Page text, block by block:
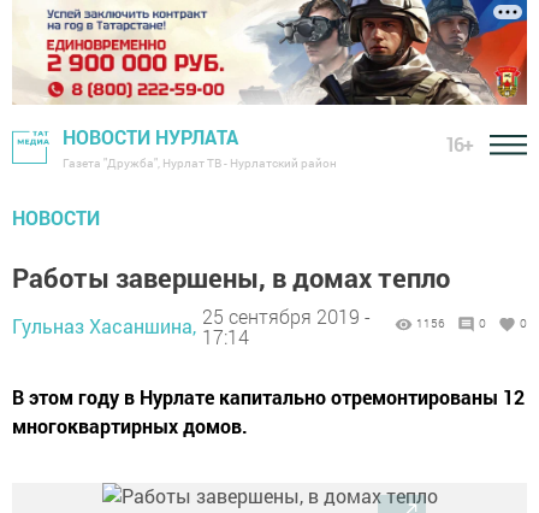
НОВОСТИ НУРЛАТА
Газета "Дружба", Нурлат ТВ - Нурлатский район
16+
НОВОСТИ
Работы завершены, в домах тепло
Гульназ Хасаншина, 25 сентября 2019 -
17:14
1156 0 0
В этом году в Нурлате капитально отремонтированы 12
многоквартирных домов.